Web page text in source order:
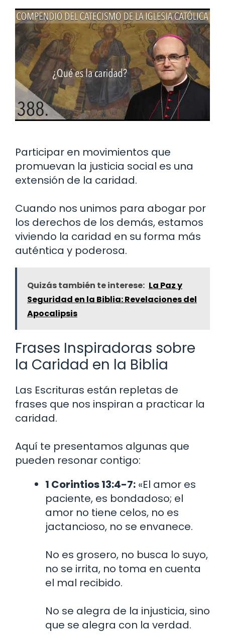
Participar en movimientos que
promuevan la justicia social es una
extensión de la caridad.
Cuando nos unimos para abogar por
los derechos de los demás, estamos
viviendo la caridad en su forma más
auténtica y poderosa.
Quizás también te interese: La Paz y
Seguridad en la Biblia: Revelaciones del
Apocalipsis
Frases Inspiradoras sobre
la Caridad en la Biblia
Las Escrituras están repletas de
frases que nos inspiran a practicar la
caridad.
Aquí te presentamos algunas que
pueden resonar contigo:
1 Corintios 13:4-7: «El amor es
paciente, es bondadoso; el
amor no tiene celos, no es
jactancioso, no se envanece.
No es grosero, no busca lo suyo,
no se irrita, no toma en cuenta
el mal recibido.
No se alegra de la injusticia, sino
que se alegra con la verdad.